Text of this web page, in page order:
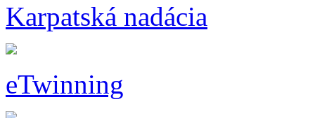
Karpatská nadácia
eTwinning